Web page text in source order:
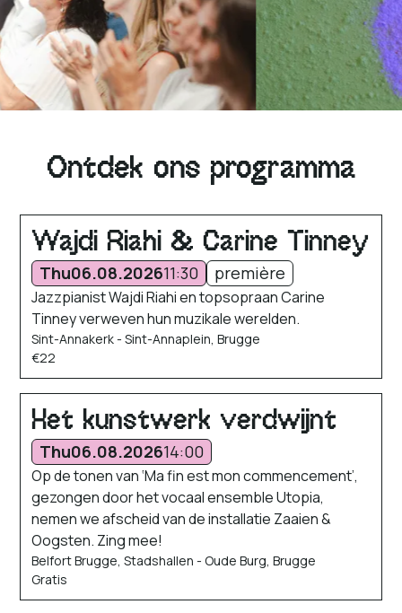
Ontdek ons programma
Wajdi Riahi & Carine Tinney
Thu06.08.202611:30 première
Jazzpianist Wajdi Riahi en topsopraan Carine
Tinney verweven hun muzikale werelden.
Sint-Annakerk - Sint-Annaplein, Brugge
€22
Het kunstwerk verdwijnt
Thu06.08.202614:00
Op de tonen van ‘Ma fin est mon commencement’,
gezongen door het vocaal ensemble Utopia,
nemen we afscheid van de installatie Zaaien &
Oogsten. Zing mee!
Belfort Brugge, Stadshallen - Oude Burg, Brugge
Gratis